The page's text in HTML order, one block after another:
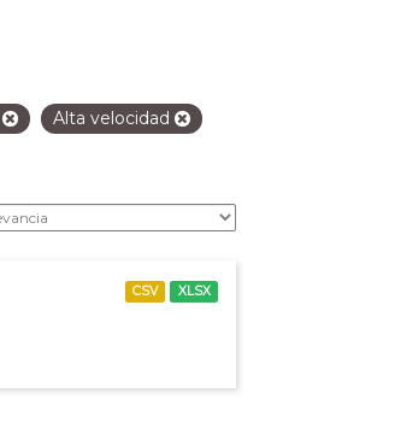
Alta velocidad
CSV XLSX